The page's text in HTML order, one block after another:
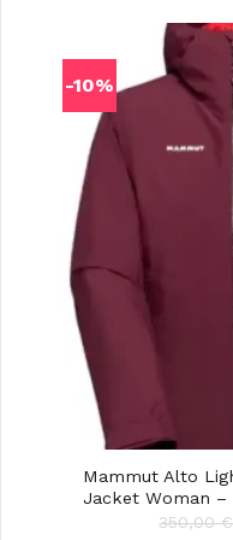
-10%
Mammut Alto
Jacket Woman –
350,00€